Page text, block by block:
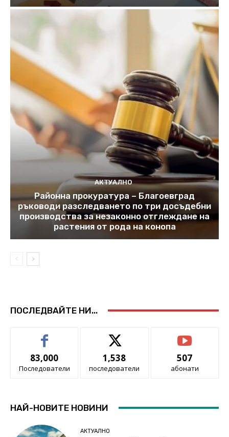
АКТУАЛНО
Районна прокуратура – Благоевград
ръководи разследването по три досъдебни
производства за незаконно отглеждане на
растения от рода на конопа
ПОСЛЕДВАЙТЕ НИ...
83,000
Последователи
1,538
последователи
507
абонати
НАЙ-НОВИТЕ НОВИНИ
АКТУАЛНО